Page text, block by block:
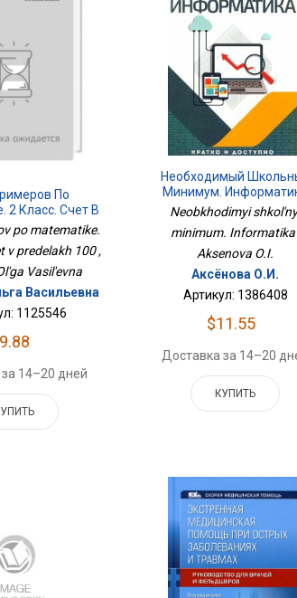
По
2 Класс. Счет В
100
po matematike.
v predelakh 100 ,
Vasil'evna
Васильевна
1125546
14–20 дней
Необходимый
Минимум.
Neobkhodimyi
minimum. Informatika
Aksenova O.I.
Аксёнова О.И.
Артикул: 1386408
$11.55
Доставка за 14–20
КУПИТЬ